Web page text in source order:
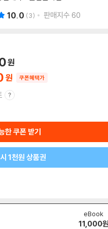
10.0 3 판매지수 60
쿠폰혜택가
한 쿠폰 받기
1천원 상품권
eBook
11,000